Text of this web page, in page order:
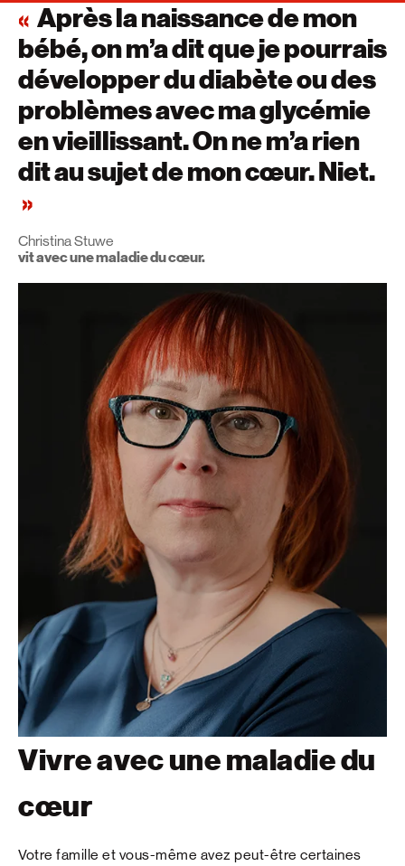
Après la naissance de mon
bébé, on m’a dit que je pourrais
développer du diabète ou des
problèmes avec ma glycémie
en vieillissant. On ne m’a rien
dit au sujet de mon cœur. Niet.
Christina Stuwe
vit avec une maladie du cœur.
Vivre avec une maladie du
cœur
Votre famille et vous-même avez peut-être certaines